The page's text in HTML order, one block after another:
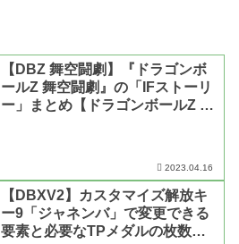
【DBZ 舞空闘劇】『ドラゴンボ
ールZ 舞空闘劇』の「IFストーリ
ー」まとめ【ドラゴンボールZ 舞
2023.04.16
【DBXV2】カスタマイズ解放キ
ー9「ジャネンバ」で変更できる
要素と必要なTPメダルの枚数